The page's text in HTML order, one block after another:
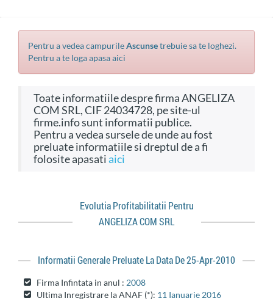
Pentru a vedea campurileAscunsetrebuie sa te loghezi.
Pentru a te loga apasa aici
Toate informatiile despre firma ANGELIZA
COM SRL, CIF 24034728, pe site-ul
firme.info sunt informatii publice.
Pentru a vedea sursele de unde au fost
preluate informatiile si dreptul de a fi
folosite apasatiaici
Evolutia Profitabilitatii Pentru
ANGELIZA COM SRL
Informatii Generale Preluate La Data De 25-Apr-2010
Firma Infintata in anul : 2008
Ultima Inregistrare la ANAF (*): 11 Ianuarie 2016